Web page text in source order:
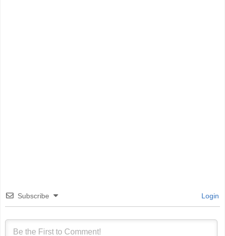
Subscribe Login